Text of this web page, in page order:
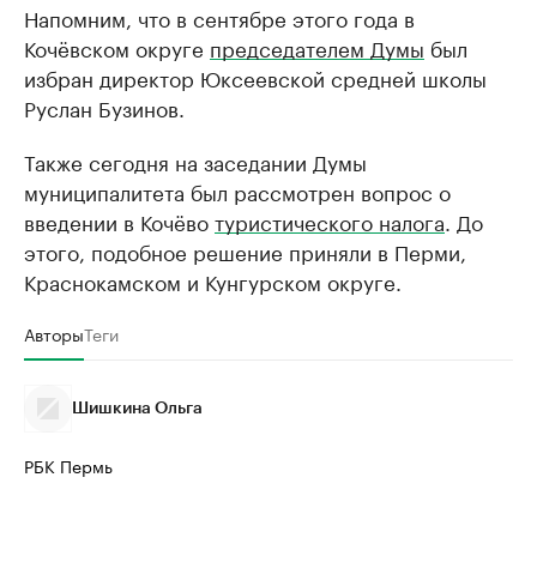
Напомним, что в сентябре этого года в
Кочёвском округе председателем Думы был
избран директор Юксеевской средней школы
Руслан Бузинов.
Также сегодня на заседании Думы
муниципалитета был рассмотрен вопрос о
введении в Кочёвотуристического налога. До
этого, подобное решение приняли в Перми,
Краснокамском и Кунгурском округе.
АвторыТеги
Шишкина Ольга
РБК Пермь